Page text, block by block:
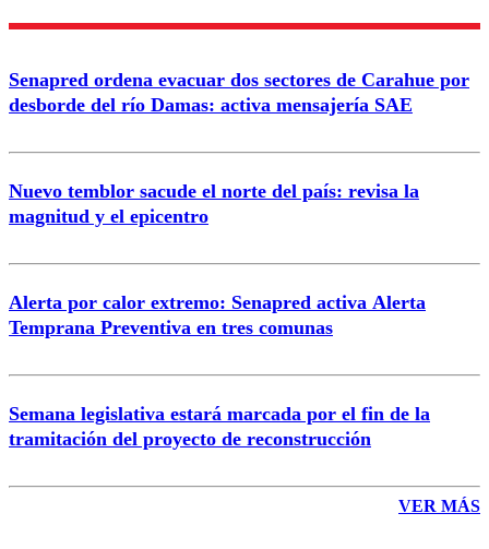
Correo
Senapred ordena evacuar dos sectores de Carahue por
desborde del río Damas: activa mensajería SAE
Nuevo temblor sacude el norte del país: revisa la
magnitud y el epicentro
Alerta por calor extremo: Senapred activa Alerta
Temprana Preventiva en tres comunas
Semana legislativa estará marcada por el fin de la
tramitación del proyecto de reconstrucción
VER MÁS